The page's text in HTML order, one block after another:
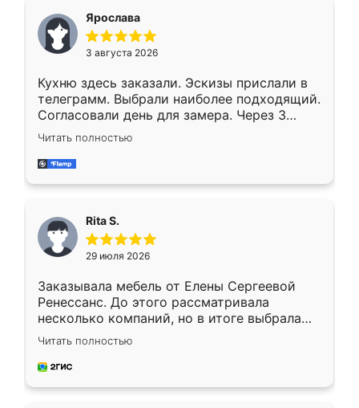
Ярослава
3 августа 2026
Кухню здесь заказали. Эскизы прислали в
телеграмм. Выбрали наиболее подходящий.
Согласовали день для замера. Через 3
недели кухня была уже готова. Остались
довольны работой. Спасибо Ренессанс
мебель за качественную работу!
Читать полностью
Rita S.
29 июля 2026
Заказывала мебель от Елены Сергеевой
Ренессанс. До этого рассматривала
несколько компаний, но в итоге выбрала
эту. Сначала обговорили условия, потом
приехал замерщик, всё спокойно объяснил
и снял размеры. Изготовили в срок, с
Читать полностью